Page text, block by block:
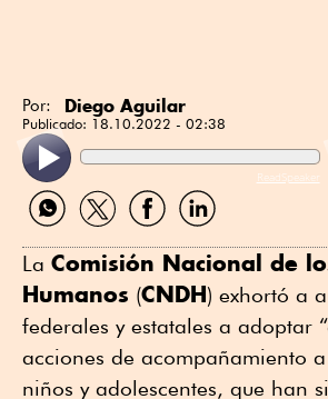
Por: Diego Aguilar
Publicado: 18.10.2022 - 02:38
ReadSpeaker
Compartir
por
Compartir
por
Compartir
por
Compartir
por
La Comisión Nacional de
Humanos (CNDH) exhortó a
federales y estatales a adoptar
acciones de acompañamiento
niños y adolescentes, que han